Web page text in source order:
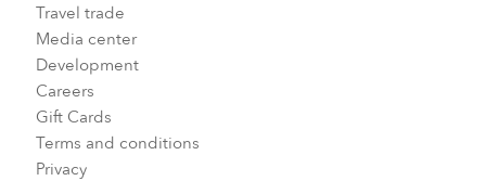
Travel trade
Media center
Development
Careers
Gift Cards
Terms and conditions
Privacy